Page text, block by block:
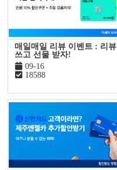
매일매일 리뷰 이벤트 : 리뷰
쓰고 선물 받자!
09-16
18588